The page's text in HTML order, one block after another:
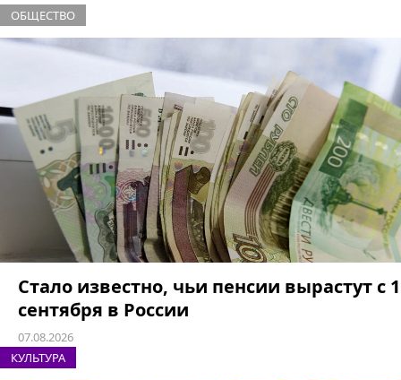
ОБЩЕСТВО
Стало известно, чьи пенсии вырастут с 1
сентября в России
07.08.2026
КУЛЬТУРА